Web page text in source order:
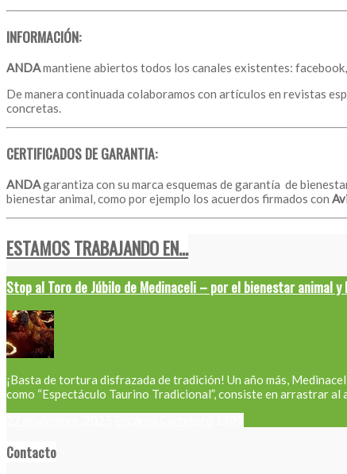
INFORMACIÓN:
ANDAmantiene abiertos todos los canales existentes:
De manera continuada colaboramos con artículos en revistas
concretas.
CERTIFICADOS DE GARANTIA:
ANDAgarantiza con su marca esquemas de garantía de
bienestar animal, como por ejemplo los acuerdos firmados con
ESTAMOS TRABAJANDO EN...
Stop al Toro de Júbilo de Medinaceli – por el bienestar animal
¡Basta de tortura disfrazada de tradición! Un año más,
como “Espectáculo Taurino Tradicional”, consiste en arrastrar al
Contacto